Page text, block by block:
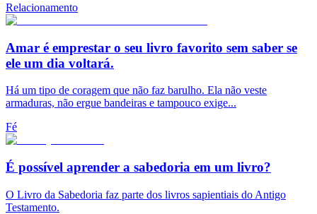
Relacionamento
Amar é emprestar o seu livro favorito sem saber se
ele um dia voltará.
Há um tipo de coragem que não faz barulho. Ela não veste
armaduras, não ergue bandeiras e tampouco exige...
Fé
É possível aprender a sabedoria em um livro?
O Livro da Sabedoria faz parte dos livros sapientiais do Antigo
Testamento.